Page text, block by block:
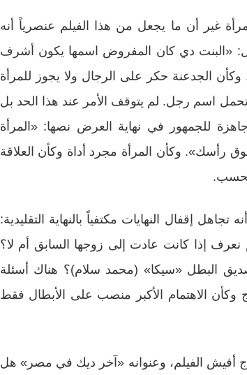
غير أن ما يجعل من هذا الفيلم عنصرياً أنه
«البنت دي كان المفروض اسمها يكون أشرف
الجدعنة حكر على الرجال ولا يجوز للمرأة
تحمل اسم رجل. لم يتوقف الأمر عند هذا الحد بل
للجمهور في نهاية العرض نصها: «المرأة
رأسك». وكأن المرأة مجرد أداة وكأن العلاقة
فحسب.
إقفال النهايات مكتفياً بالنهاية التقليدية:
نعرف إذا كانت عادت إلى زوجها السابق أم لا؟
البطل «سيكا» (محمد سلام)؟ هناك أسئلة
الاهتمام الأكبر منصب على الأبطال فقط
أفيش الفيلم، وعنوانه «آخر ديك في مصر» هل